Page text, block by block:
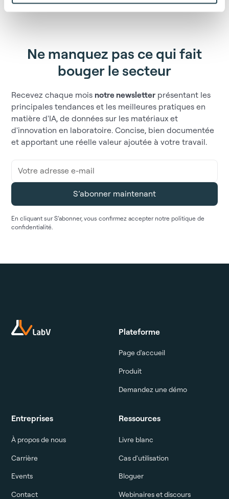
Ne manquez pas ce qui fait
bouger le secteur
Recevez chaque mois notre newsletter présentant les
principales tendances et les meilleures pratiques en
matière d'IA, de données sur les matériaux et
d'innovation en laboratoire. Concise, bien documentée
et apportant une réelle valeur ajoutée à votre travail.
En cliquant sur S’abonner, vous confirmez accepter notre politique de
confidentialité.
Plateforme
Page d'accueil
Produit
Demandez une démo
Entreprises
À propos de nous
Carrière
Events
Contact
Ressources
Livre blanc
Cas d'utilisation
Bloguer
Webinaires et discours